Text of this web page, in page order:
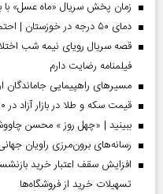
زمان پخش سریال «ماه عسل» با
دمای ۵۰ درجه در خوزستان | احتمال بارش‌های سیل‌آسا در ۳ استان
قصه سریال رویای نیمه شب
فیلمنامه رضایت دارم
مسیر‌های راهپیمایی جاماندگان
قیمت سکه و طلا در بازار آزاد در ۱۰ مرداد ۱۴۰۵
ببینید | «چهل روز » محسن
رسانه‌های برون‌مرزی راویان
افزایش سقف اعتبار خرید
تسهیلات خرید از فروشگاه‌ها